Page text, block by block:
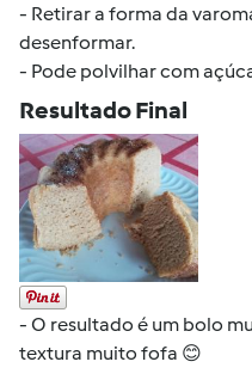
- Retirar a forma da
desenformar.
- Pode polvilhar com
Resultado Final
- O resultado é um bolo
textura muito fofa 😊